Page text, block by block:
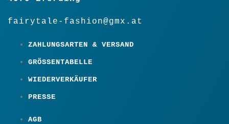
fairytale-fashion@gmx.at
ZAHLUNGSARTEN & VERSAND
GRÖSSENTABELLE
WIEDERVERKÄUFER
PRESSE
AGB